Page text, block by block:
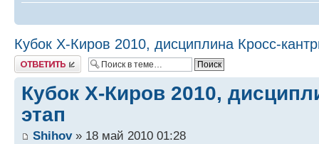
Кубок Х-Киров 2010, дисциплина Кросс-
Ответить
Кубок Х-Киров 2010,
этап
Shihov» 18 май 2010 01:28